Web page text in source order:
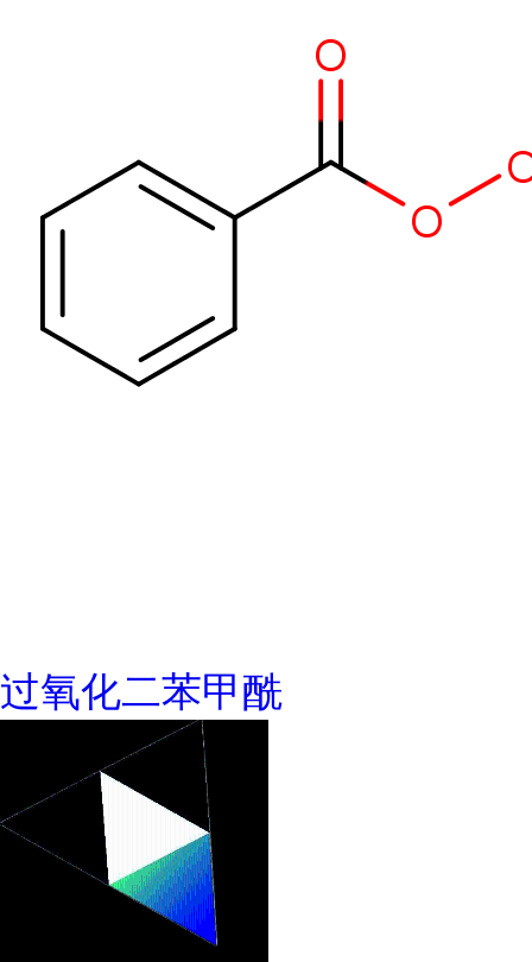
过氧化二苯甲酰